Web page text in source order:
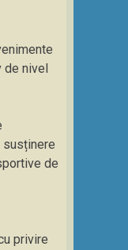
de nivel
susținere
de
privire